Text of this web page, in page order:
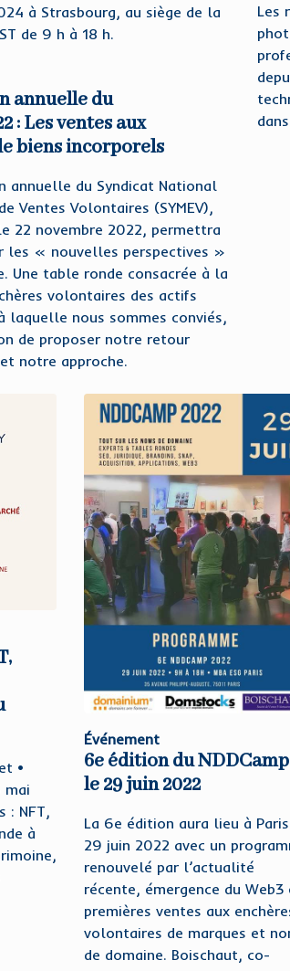
à Strasbourg, au siège de la
de 9 h à 18 h.
annuelle du
: Les ventes aux
biens incorporels
annuelle du Syndicat National
Ventes Volontaires (SYMEV),
22 novembre 2022, permettra
les « nouvelles perspectives »
Une table ronde consacrée à la
volontaires des actifs
laquelle nous sommes conviés,
de proposer notre retour
et notre approche.
Les
•
mai
: NFT,
à
Événement
6e édition du NDDCamp
le 29 juin 2022
La 6e édition aura lieu à
29 juin 2022 avec un
renouvelé par l’actualité
récente, émergence du Web3
premières ventes aux
volontaires de marques et
de domaine. Boischaut, co-